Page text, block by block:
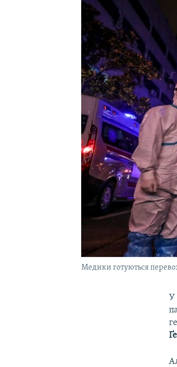
УКРАЇНСЬКА ПРОБЛЕМА КРИМУ
Медики готуються
У